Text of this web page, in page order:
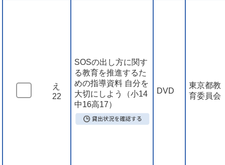
え
22
SOSの出し方に関す
る教育を推進するた
めの指導資料 自分を
大切にしよう（小14
中16高17）
DVD
東京都教
育委員会